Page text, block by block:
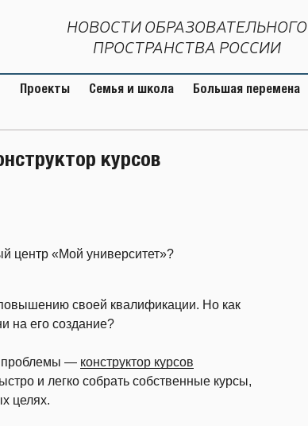
НОВОСТИ ОБРАЗОВАТЕЛЬНОГО
ПРОСТРАНСТВА РОССИИ
Проекты Семья и школа Большая перемена
курсов
центр «Мой университет»?
своей квалификации. Но как
на его создание?
проблемы — конструктор курсов
и легко собрать собственные курсы,
целях.